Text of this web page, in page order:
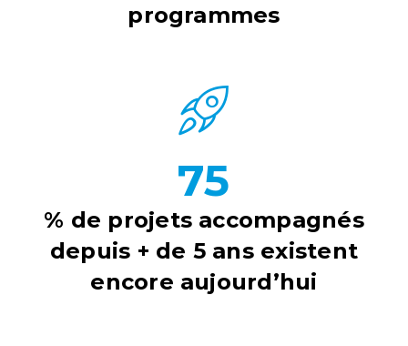
programmes
75
% de projets accompagnés
depuis + de 5 ans existent
encore aujourd’hui